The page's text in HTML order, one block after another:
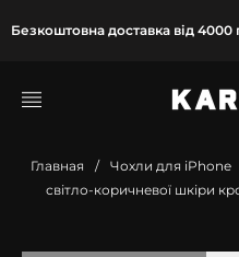
Безкоштовна доставка від 4000
Главная / Чохли для iPhone
світло-коричневої шкіри